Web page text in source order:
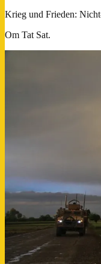
Krieg und Frieden:
Om Tat Sat.